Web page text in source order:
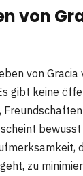
von
von Gracia
gibt keine
zu